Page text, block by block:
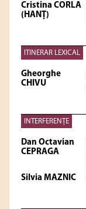
Cristina CORLA
(HANŢ)
ITINERAR LEXICAL
Gheorghe
CHIVU
INTERFERENŢE
Dan Octavian
CEPRAGA
Silvia MAZNIC